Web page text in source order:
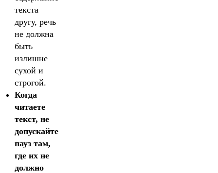
текста
другу, речь
не должна
быть
излишне
сухой и
строгой.
Когда
читаете
текст, не
допускайте
пауз там,
где их не
должно